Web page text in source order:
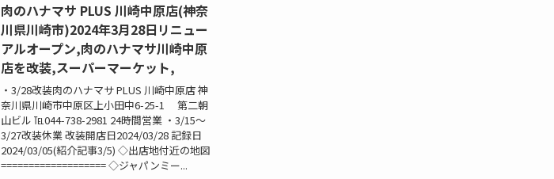
肉のハナマサ PLUS 川崎中原店(神奈
川県川崎市)2024年3月28日リニュー
アルオープン,肉のハナマサ川崎中原
店を改装,スーパーマーケット,
・3/28改装肉のハナマサ PLUS 川崎中原店 神
奈川県川崎市中原区上小田中6-25-1 第二朝
山ビル ℡044-738-2981 24時間営業 ・3/15～
3/27改装休業 改装開店日2024/03/28 記録日
2024/03/05(紹介記事3/5) ◇出店地付近の地図
=================== ◇ジャパンミー...